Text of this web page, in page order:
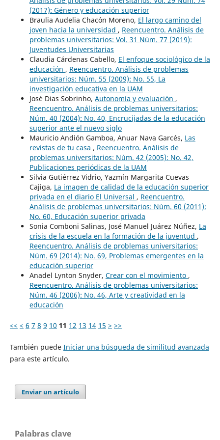
(2017): Género y educación superior
Braulia Audelia Chacón Moreno, El largo camino del
joven hacia la universidad , Reencuentro. Análisis de
problemas universitarios: Vol. 31 Núm. 77 (2019):
Juventudes Universitarias
Claudia Cárdenas Cabello, El enfoque sociológico de la
educación , Reencuentro. Análisis de problemas
universitarios: Núm. 55 (2009): No. 55, La
investigación educativa en la UAM
José Dias Sobrinho, Autonomía y evaluación ,
Reencuentro. Análisis de problemas universitarios:
Núm. 40 (2004): No. 40, Encrucijadas de la educación
superior ante el nuevo siglo
Mauricio Andión Gamboa, Anuar Nava Garcés, Las
revistas de tu casa , Reencuentro. Análisis de
problemas universitarios: Núm. 42 (2005): No. 42,
Publicaciones periódicas de la UAM
Silvia Gutiérrez Vidrio, Yazmín Margarita Cuevas
Cajiga, La imagen de calidad de la educación superior
privada en el diario El Universal , Reencuentro.
Análisis de problemas universitarios: Núm. 60 (2011):
No. 60, Educación superior privada
Sonia Comboni Salinas, José Manuel Juárez Núñez, La
crisis de la escuela en la formación de la juventud ,
Reencuentro. Análisis de problemas universitarios:
Núm. 69 (2014): No. 69, Problemas emergentes en la
educación superior
Anadel Lynton Snyder, Crear con el movimiento ,
Reencuentro. Análisis de problemas universitarios:
Núm. 46 (2006): No. 46, Arte y creatividad en la
educación
<< < 6 7 8 9 10 11 12 13 14 15 > >>
También puede Iniciar una búsqueda de similitud avanzada
para este artículo.
Enviar un artículo
Palabras clave